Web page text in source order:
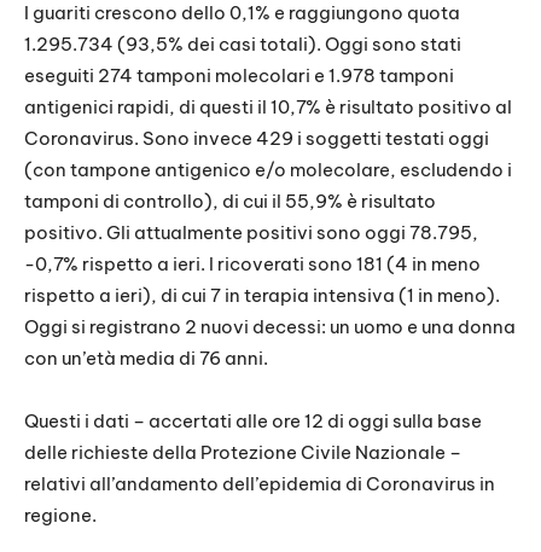
I guariti crescono dello 0,1% e raggiungono quota
1.295.734 (93,5% dei casi totali). Oggi sono stati
eseguiti 274 tamponi molecolari e 1.978 tamponi
antigenici rapidi, di questi il 10,7% è risultato positivo al
Coronavirus. Sono invece 429 i soggetti testati oggi
(con tampone antigenico e/o molecolare, escludendo i
tamponi di controllo), di cui il 55,9% è risultato
positivo. Gli attualmente positivi sono oggi 78.795,
-0,7% rispetto a ieri. I ricoverati sono 181 (4 in meno
rispetto a ieri), di cui 7 in terapia intensiva (1 in meno).
Oggi si registrano 2 nuovi decessi: un uomo e una donna
con un’età media di 76 anni.
Questi i dati – accertati alle ore 12 di oggi sulla base
delle richieste della Protezione Civile Nazionale –
relativi all’andamento dell’epidemia di Coronavirus in
regione.